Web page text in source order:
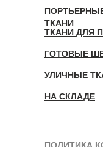
ТКАНИ
ТКАНИ ДЛЯ
ГОТОВЫЕ
УЛИЧНЫЕ
НА СКЛАДЕ